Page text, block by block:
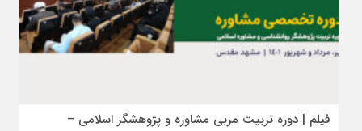
فیلم | دوره تربیت مربی مشاوره و پژوهشگر اسلامی –